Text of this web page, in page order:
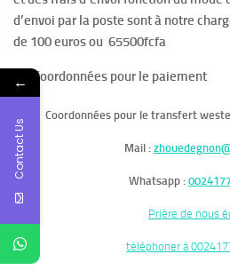
d’envoi par la poste sont à notre
de 100 euros ou 65500fcfa
10-Coordonnées pour le paiement
Coordonnées pour le transfert
Mail :
Whatsapp :
Prière de nous
téléphoner à
←
Contact Us